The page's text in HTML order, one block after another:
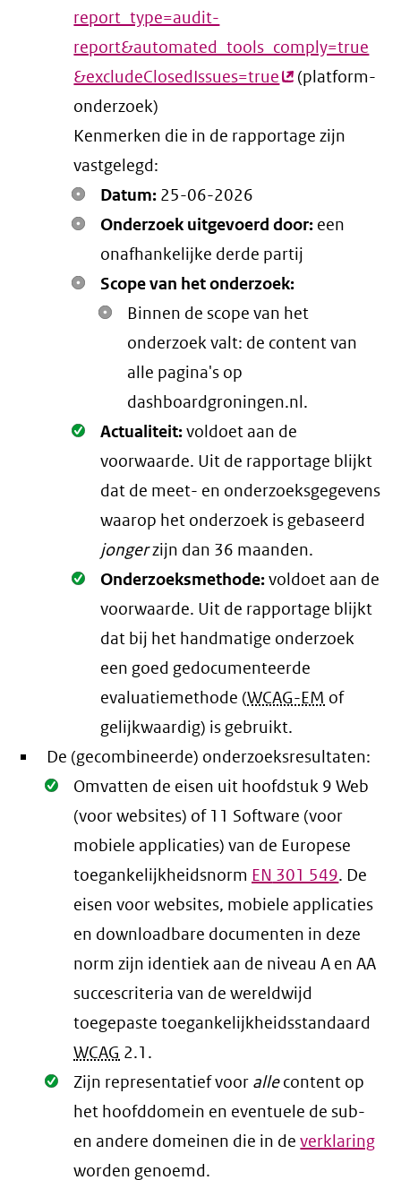
report_type=audit-
report&automated_tools_comply=true
&excludeClosedIssues=true(externe
(platform-
onderzoek)
Kenmerken die in de rapportage zijn
vastgelegd:
Datum: 25-06-2026
Onderzoek uitgevoerd door: een
onafhankelijke derde partij
Scope van het onderzoek:
Binnen de scope van het
onderzoek valt: de content van
alle pagina's op
dashboardgroningen.nl.
Oké.
Actualiteit:voldoet aan de
voorwaarde. Uit de rapportage blijkt
dat de meet- en onderzoeksgegevens
waarop het onderzoek is gebaseerd
jongerzijn dan 36 maanden.
Oké.
Onderzoeksmethode:voldoet aan de
voorwaarde. Uit de rapportage blijkt
dat bij het handmatige onderzoek
een goed gedocumenteerde
evaluatiemethode (WCAG-EM of
gelijkwaardig) is gebruikt.
De (gecombineerde) onderzoeksresultaten:
Oké.
Omvatten de eisen uit hoofdstuk 9 Web
(voor websites) of 11 Software (voor
mobiele applicaties) van de Europese
toegankelijkheidsnorm EN 301 549. De
eisen voor websites, mobiele applicaties
en downloadbare documenten in deze
norm zijn identiek aan de niveau A en AA
succescriteria van de wereldwijd
toegepaste toegankelijkheidsstandaard
WCAG 2.1 .
Oké.
Zijn representatief voor allecontent op
het hoofddomein en eventuele de sub-
en andere domeinen die in deverklaring
worden genoemd.